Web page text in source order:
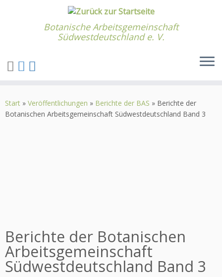
Inhalt
springen
Botanische Arbeitsgemeinschaft
Südwestdeutschland e. V.
Start » Veröffentlichungen » Berichte der BAS » Berichte der
Botanischen Arbeitsgemeinschaft Südwestdeutschland Band 3
Berichte der Botanischen
Arbeitsgemeinschaft
Südwestdeutschland Band 3